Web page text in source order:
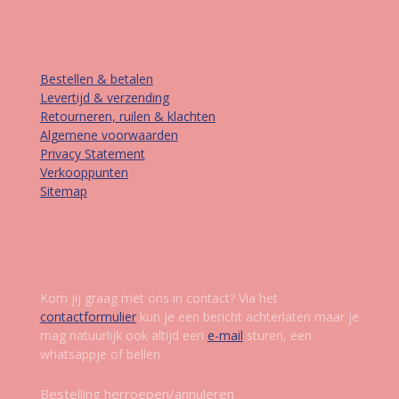
Bestellen & betalen
Levertijd & verzending
Retourneren, ruilen & klachten
Algemene voorwaarden
Privacy Statement
Verkooppunten
Sitemap
Kom jij graag met ons in contact? Via het
contactformulierkun je een bericht achterlaten maar je
mag natuurlijk ook altijd een e-mail sturen, een
whatsappje of bellen.
Bestelling herroepen/annuleren